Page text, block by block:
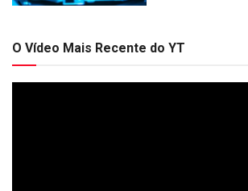
O Vídeo Mais Recente do YT